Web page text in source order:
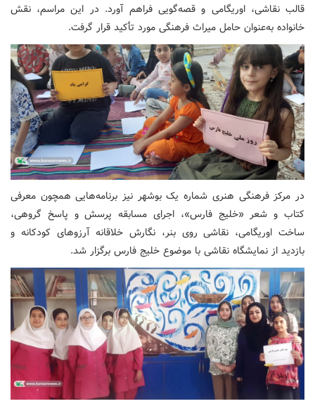
قالب نقاشی، اوریگامی و قصه‌گویی فراهم آورد. در این مراسم، نقش
خانواده به‌عنوان حامل میراث فرهنگی مورد تأکید قرار گرفت.
در مرکز فرهنگی هنری شماره یک بوشهر نیز برنامه‌هایی همچون معرفی
کتاب و شعر «خلیج فارس»، اجرای مسابقه پرسش و پاسخ گروهی،
ساخت اوریگامی، نقاشی روی بنر، نگارش خلاقانه آرزوهای کودکانه و
بازدید از نمایشگاه نقاشی با موضوع خلیج فارس برگزار شد.